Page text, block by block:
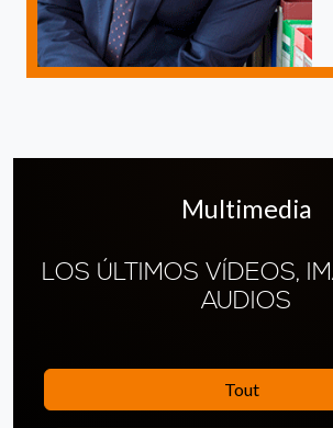
Multimedia
LOS ÚLTIMOS VÍDEOS,
AUDIOS
Tout